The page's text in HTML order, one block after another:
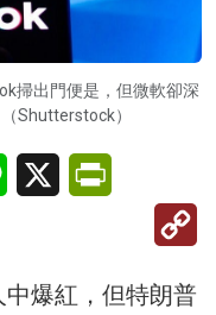
掃出門便是，但微軟卻深
Shutterstock）
Line X
爆紅，但特朗普